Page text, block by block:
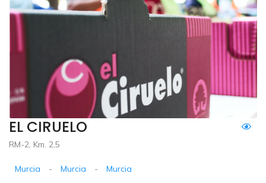
EL CIRUELO
RM-2, Km. 2,5
Murcia - Murcia - Murcia